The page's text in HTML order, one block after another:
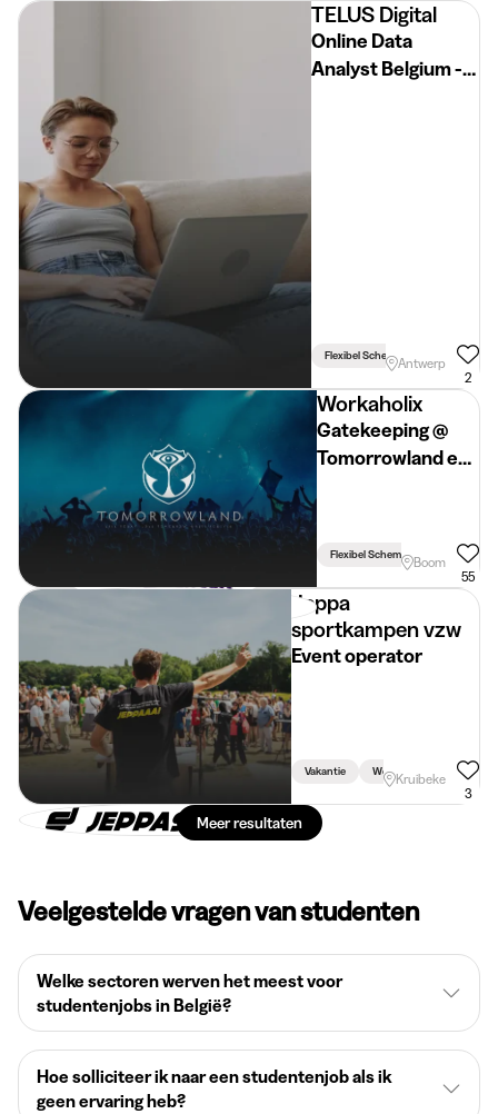
TELUS Digital
Online Data
Analyst Belgium -
Flexibel SchemaAntwerp
2
Workaholix
Gatekeeping @
Tomorrowland en
Flexibel Schema Boom
55
Jeppa
sportkampen vzw
Event operator
Vakantie Week Weekend
Kruibeke
3
Meer resultaten
Veelgestelde vragen van studenten
Welke sectoren werven het meest voor
studentenjobs in België?
Hoe solliciteer ik naar een studentenjob als ik
geen ervaring heb?